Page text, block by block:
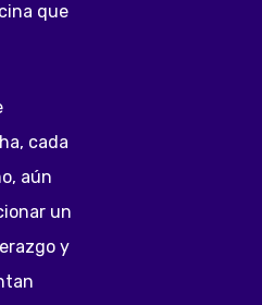
que
cada
aún
un
y